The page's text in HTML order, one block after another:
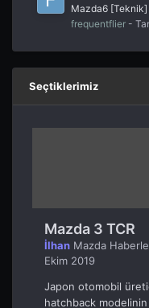
Mazda6
frequentflier -
Seçtiklerimiz
Mazda 3 TCR
İlhan Mazda
Ekim 2019
Japon otomobil
hatchback